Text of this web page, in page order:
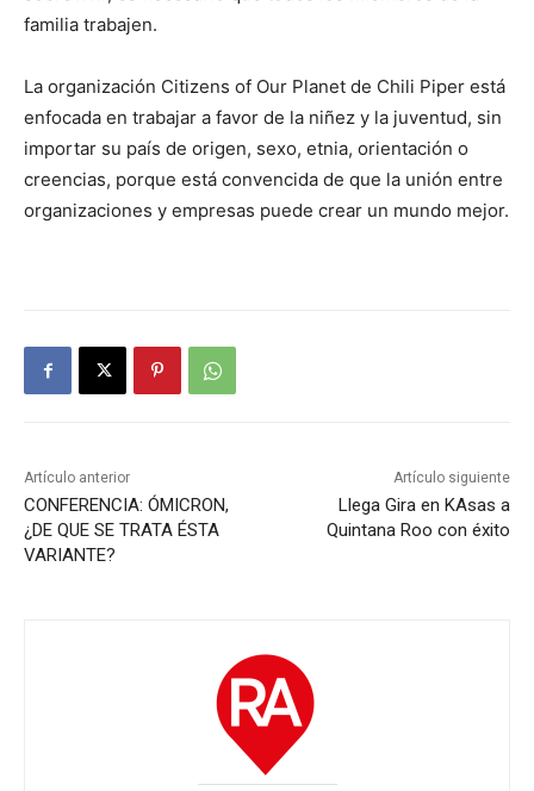
familia trabajen.
La organización Citizens of Our Planet de Chili Piper está
enfocada en trabajar a favor de la niñez y la juventud, sin
importar su país de origen, sexo, etnia, orientación o
creencias, porque está convencida de que la unión entre
organizaciones y empresas puede crear un mundo mejor.
Artículo anterior
CONFERENCIA: ÓMICRON,
¿DE QUE SE TRATA ÉSTA
VARIANTE?
Artículo siguiente
Llega Gira en KAsas a
Quintana Roo con éxito